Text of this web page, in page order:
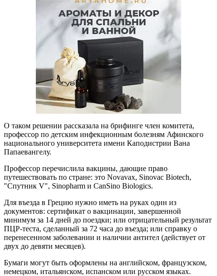
О таком решении рассказала на брифинге член комитета,
профессор по детским инфекционным болезням Афинского
национального университета имени Каподистрии Вана
Папаевангелу.
Профессор перечислила вакцины, дающие право
путешествовать по стране: это Novavax, Sinovac Biotech,
"Спутник V", Sinopharm и CanSino Biologics.
Для въезда в Грецию нужно иметь на руках один из
документов: сертификат о вакцинации, завершенной
минимум за 14 дней до поездки; или отрицательный результат
ПЦР-теста, сделанный за 72 часа до въезда; или справку о
перенесенном заболевании и наличии антител (действует от
двух до девяти месяцев).
Бумаги могут быть оформлены на английском, французском,
немецком, итальянском, испанском или русском языках.